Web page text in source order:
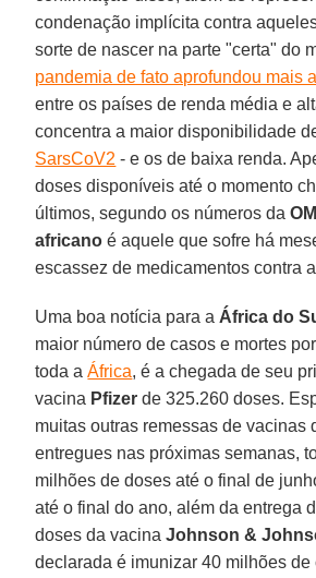
condenação implícita contra
sorte de nascer na parte "certa" do
pandemia de fato aprofundou mais
entre os países de renda média e
concentra a maior disponibilidade
SarsCoV2 - e os de baixa renda.
doses disponíveis até o momento
últimos, segundo os números da
africano é aquele que sofre há
escassez de medicamentos contra
Uma boa notícia para a África do
maior número de casos e mortes
toda aÁfrica, é a chegada de seu
vacina Pfizer de 325.260 doses.
muitas outras remessas de vacinas
entregues nas próximas semanas,
milhões de doses até o final de
até o final do ano, além da entrega
doses da vacinaJohnson &
declarada é imunizar 40 milhões